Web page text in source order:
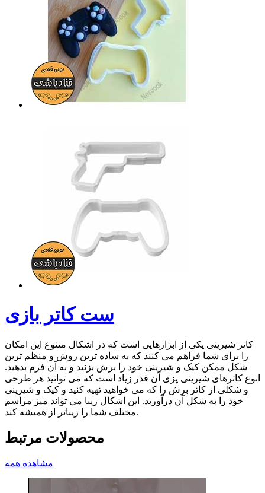
ست کاتر بازی
کاتر شیرینی یکی از ابزارهایی است که در اشکال متنوع این امکان
را برای شما فراهم می کنند که به ساده ترین روش و منظم ترین
شکل ممکن کیک و شیرینی خود را برش بزنید و به آن فرم بدهید.
انوع کاترهای شیرینی پزی آن قدر زیاد است که می توانید هر طرحی
و شکلی از کاتر برش را که می خواهید تهیه کنید و کیک و شیرینی
خود را به شکل آن درآورید. این اشکال زیبا می تواند میز مراسم
مختلف شما را زیباتر از همیشه کند.
محصولات مرتبط
مشاهده همه